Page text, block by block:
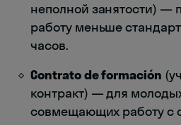
неполной занятости) —
работу меньше
часов.
Contrato de formación
контракт) — для
совмещающих работу с